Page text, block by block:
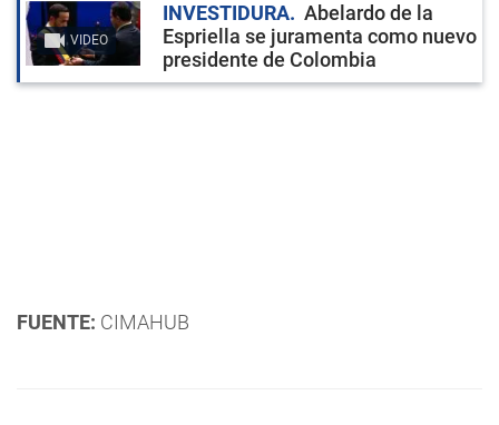
VIDEO
INVESTIDURA
Abelardo de la
Espriella se juramenta como nuevo
presidente de Colombia
FUENTE: CIMAHUB